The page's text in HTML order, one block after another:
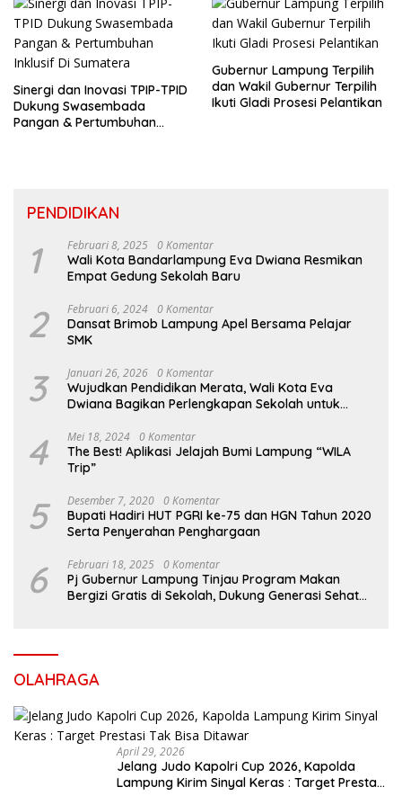
Sinergi dan Inovasi TPIP-TPID
Dukung Swasembada
Pangan & Pertumbuhan
Gubernur Lampung Terpilih
dan Wakil Gubernur Terpilih
Ikuti Gladi Prosesi Pelantikan
PENDIDIKAN
1 Februari 8, 2025 0 Komentar
Wali Kota Bandarlampung Eva Dwiana Resmikan
Empat Gedung Sekolah Baru
2 Februari 6, 2024 0 Komentar
Dansat Brimob Lampung Apel Bersama Pelajar
SMK
3 Januari 26, 2026 0 Komentar
Wujudkan Pendidikan Merata, Wali Kota Eva
Dwiana Bagikan Perlengkapan Sekolah untuk
4 Mei 18, 2024 0 Komentar
The Best! Aplikasi Jelajah Bumi Lampung “WILA
Trip”
5 Desember 7, 2020 0 Komentar
Bupati Hadiri HUT PGRI ke-75 dan HGN Tahun 2020
Serta Penyerahan Penghargaan
6 Februari 18, 2025 0 Komentar
Pj Gubernur Lampung Tinjau Program Makan
Bergizi Gratis di Sekolah, Dukung Generasi Sehat
OLAHRAGA
April 29, 2026
Jelang Judo Kapolri Cup 2026, Kapolda
Lampung Kirim Sinyal Keras : Target Prestasi